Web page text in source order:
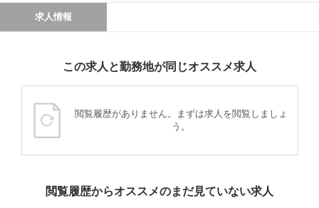
求人情報
この求人と勤務地が同じオススメ求人
閲覧履歴がありません。まずは求人を閲覧しましょ
う。
閲覧履歴からオススメのまだ見ていない求人